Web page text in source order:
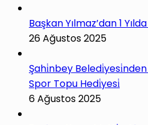
Başkan Yılmaz’dan 1
26 Ağustos 2025
Şahi̇nbey
Spor Topu Hedi̇yesi̇
6 Ağustos 2025